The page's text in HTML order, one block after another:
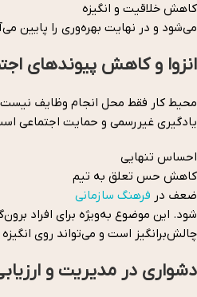
کاهش خلاقیت و انگیزه
می‌شود و در نهایت بهره‌وری را پایین
انزوا و کاهش پیوندهای
محیط کار فقط محل انجام وظایف
یادگیری غیررسمی و حمایت اجتماعی
احساس تنهایی
کاهش حس تعلق به تیم
ضعف در فرهنگ سازمانی
شود. این موضوع به‌ویژه برای افراد
چالش‌برانگیز است و می‌تواند روی
دشواری در مدیریت و